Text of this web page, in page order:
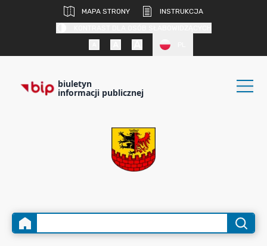
MAPA STRONY
INSTRUKCJA
biuletyn
informacji publicznej